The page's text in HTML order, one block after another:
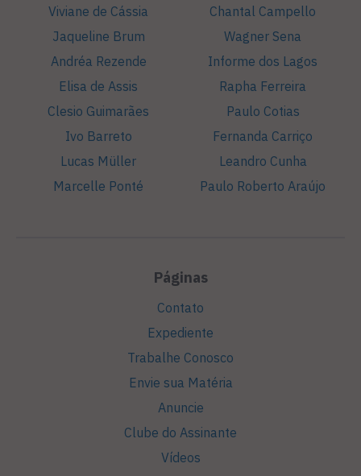
Viviane de Cássia
Jaqueline Brum
Andréa Rezende
Elisa de Assis
Clesio Guimarães
Ivo Barreto
Lucas Müller
Marcelle Ponté
Chantal Campello
Wagner Sena
Informe dos Lagos
Rapha Ferreira
Paulo Cotias
Fernanda Carriço
Leandro Cunha
Paulo Roberto Araújo
Páginas
Contato
Expediente
Trabalhe Conosco
Envie sua Matéria
Anuncie
Clube do Assinante
Vídeos